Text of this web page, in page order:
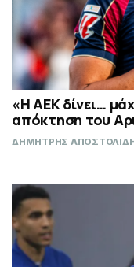
«Η ΑΕΚ δίνει…
απόκτηση του
ΔΗΜΗΤΡΗΣ